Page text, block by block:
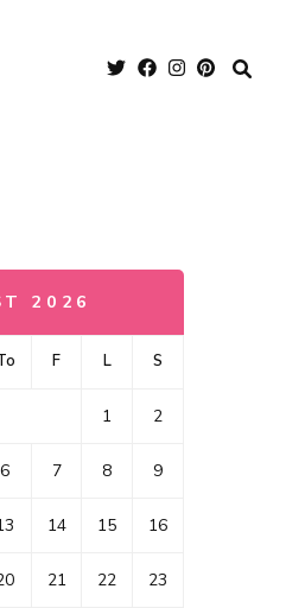
2026
F L S
1 2
6 7 8 9
14 15 16
21 22 23